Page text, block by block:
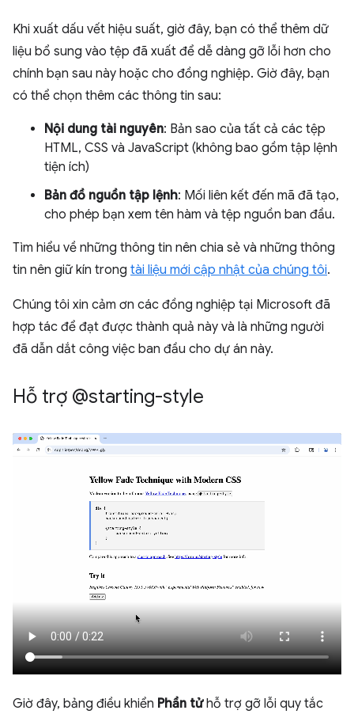
Khi xuất dấu vết hiệu suất, giờ đây, bạn có thể thêm dữ
liệu bổ sung vào tệp đã xuất để dễ dàng gỡ lỗi hơn cho
chính bạn sau này hoặc cho đồng nghiệp. Giờ đây, bạn
có thể chọn thêm các thông tin sau:
Nội dung tài nguyên: Bản sao của tất cả các tệp
HTML, CSS và JavaScript (không bao gồm tập lệnh
tiện ích)
Bản đồ nguồn tập lệnh: Mối liên kết đến mã đã tạo,
cho phép bạn xem tên hàm và tệp nguồn ban đầu.
Tìm hiểu về những thông tin nên chia sẻ và những thông
tin nên giữ kín trong tài liệu mới cập nhật của chúng tôi.
Chúng tôi xin cảm ơn các đồng nghiệp tại Microsoft đã
hợp tác để đạt được thành quả này và là những người
đã dẫn dắt công việc ban đầu cho dự án này.
Hỗ trợ @starting-style
Giờ đây, bảng điều khiển Phần tửhỗ trợ gỡ lỗi quy tắc